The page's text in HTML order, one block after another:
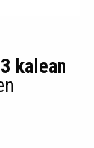
kalean